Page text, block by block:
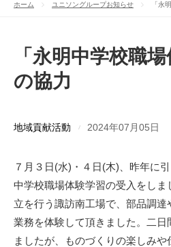
ホーム ユニソングループお知らせ 「永
「永明中学校職
の協力
地域貢献活動 2024年07月05日
７月３日(水)・４日(木)、昨年に
中学校職場体験学習の受入をしま
立を行う諏訪南工場で、部品調
業務を体験して頂きました。二日
ましたが、ものづくりの楽しみ